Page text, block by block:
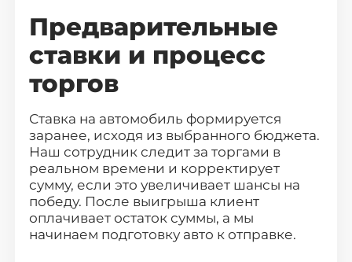
Предварительные
ставки и процесс
торгов
Ставка на автомобиль формируется
заранее, исходя из выбранного бюджета.
Наш сотрудник следит за торгами в
реальном времени и корректирует
сумму, если это увеличивает шансы на
победу. После выигрыша клиент
оплачивает остаток суммы, а мы
начинаем подготовку авто к отправке.